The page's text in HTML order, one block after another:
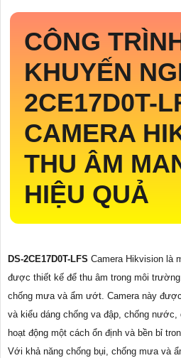
CÔNG
KHUYẾN
2CE17D0T-
CAMERA
THU ÂM
HIỆU QUẢ
DS-2CE17D0T-LFS Camera Hikvision là
được thiết kế để thu âm trong môi
chống mưa và ẩm ướt. Camera này
và kiểu dáng chống va đập, chống nước,
hoạt động một cách ổn định và bền bỉ
Với khả năng chống bụi, chống mưa và